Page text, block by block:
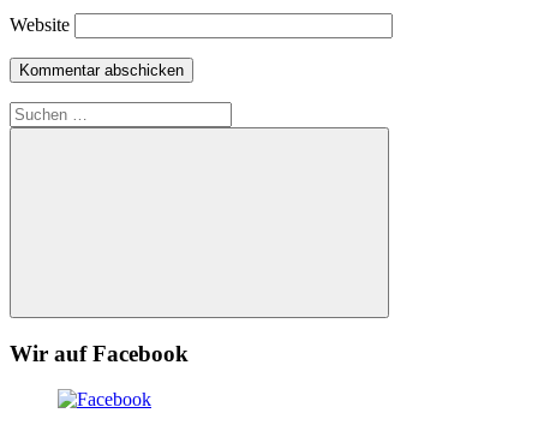
Website
Suchen
nach:
Suchen
Wir auf Facebook